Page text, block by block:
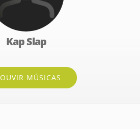
Kap Slap
OUVIR MÚSICAS